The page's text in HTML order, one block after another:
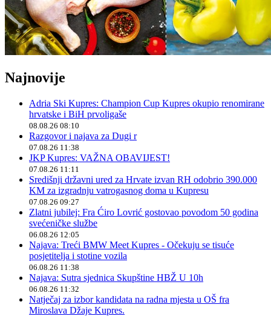
Najnovije
Adria Ski Kupres: Champion Cup Kupres okupio renomirane
hrvatske i BiH prvoligaše
08.08.26 08:10
Razgovor i najava za Dugi r
07.08.26 11:38
JKP Kupres: VAŽNA OBAVIJEST!
07.08.26 11:11
Središnji državni ured za Hrvate izvan RH odobrio 390.000
KM za izgradnju vatrogasnog doma u Kupresu
07.08.26 09:27
Zlatni jubilej: Fra Ćiro Lovrić gostovao povodom 50 godina
svećeničke službe
06.08.26 12:05
Najava: Treći BMW Meet Kupres - Očekuju se tisuće
posjetitelja i stotine vozila
06.08.26 11:38
Najava: Sutra sjednica Skupštine HBŽ U 10h
06.08.26 11:32
Natječaj za izbor kandidata na radna mjesta u OŠ fra
Miroslava Džaje Kupres.